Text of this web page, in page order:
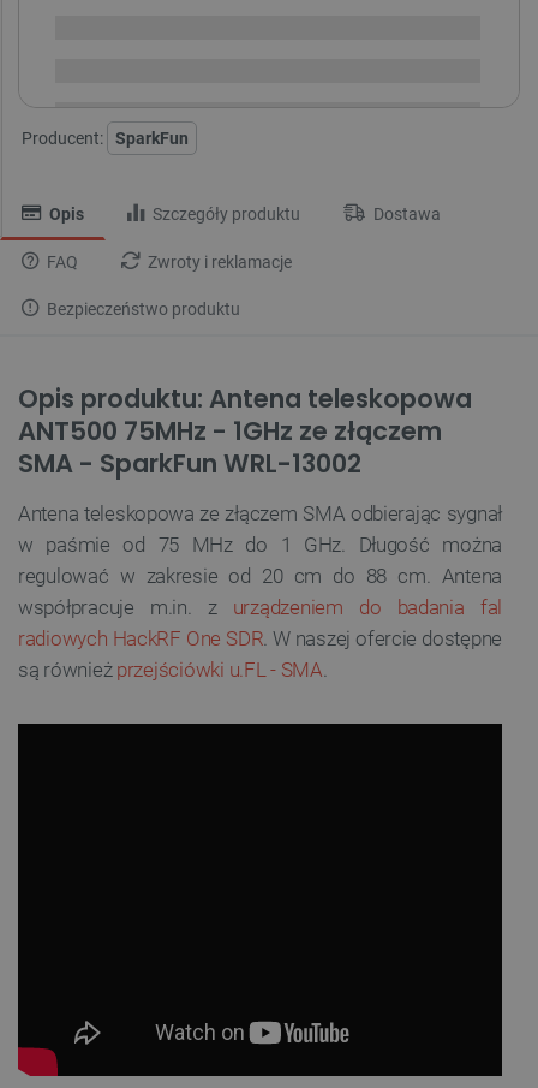
Producent: SparkFun
Opis Szczegóły produktu Dostawa
FAQ Zwroty i reklamacje
Bezpieczeństwo produktu
Opis produktu: Antena teleskopowa
ANT500 75MHz - 1GHz ze złączem
SMA - SparkFun WRL-13002
Antena teleskopowa ze złączem SMA odbierając sygnał
w paśmie od 75 MHz do 1 GHz. Długość można
regulować w zakresie od 20 cm do 88 cm. Antena
współpracuje m.in. z urządzeniem do badania fal
radiowych HackRF One SDR. W naszej ofercie dostępne
są również przejściówki u.FL - SMA.